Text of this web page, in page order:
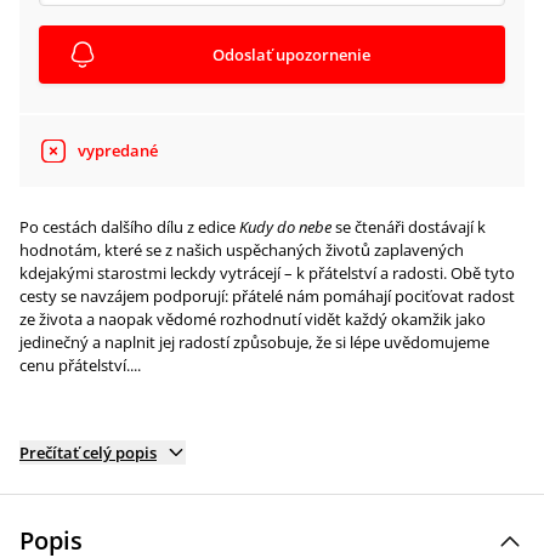
Odoslať upozornenie
vypredané
Po cestách dalšího dílu z ediceKudy do nebese čtenáři dostávají k
hodnotám, které se z našich uspěchaných životů zaplavených
kdejakými starostmi leckdy vytrácejí – k přátelství a radosti. Obě tyto
cesty se navzájem podporují: přátelé nám pomáhají pociťovat radost
ze života a naopak vědomé rozhodnutí vidět každý okamžik jako
jedinečný a naplnit jej radostí způsobuje, že si lépe uvědomujeme
cenu přátelství....
Prečítať celý popis
Popis